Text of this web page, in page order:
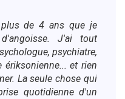
de 4 ans que je
J'ai tout
psychiatre,
ériksonienne... et rien
La seule chose qui
quotidienne d'un